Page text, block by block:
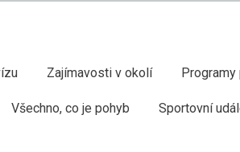
Zajímavosti v okolí
Všechno, co je pohyb Sportovní